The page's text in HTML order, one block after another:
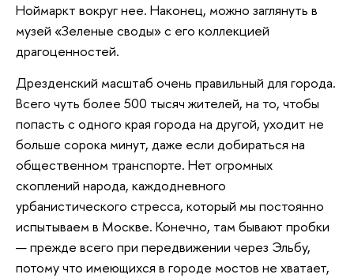
Ноймаркт вокруг нее. Наконец, можно заглянуть в
музей «Зеленые своды» с его коллекцией
драгоценностей.
Дрезденский масштаб очень правильный для города.
Всего чуть более 500 тысяч жителей, на то, чтобы
попасть с одного края города на другой, уходит не
больше сорока минут, даже если добираться на
общественном транспорте. Нет огромных
скоплений народа, каждодневного
урбанистического стресса, который мы постоянно
испытываем в Москве. Конечно, там бывают пробки
— прежде всего при передвижении через Эльбу,
потому что имеющихся в городе мостов не хватает,